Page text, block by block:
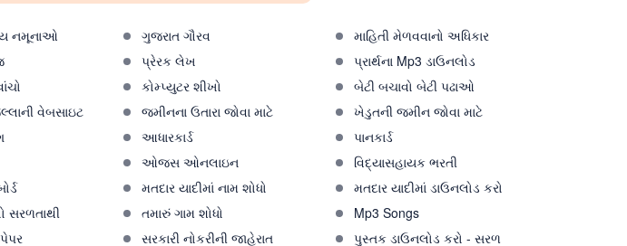
નમૂનાઓ ગુજરાત ગૌરવ
માહિતી મેળવવાનો અધિકાર
પ્રેરક લેખ
પ્રાર્થના Mp3 ડાઉનલોડ
કોમ્પ્યુટર શીખો
બેટી બચાવો બેટી પઢાઓ
વેબસાઇટ જમીનના ઉતારા જોવા માટે
ખેડુતની જમીન જોવા માટે
આધારકાર્ડ
પાનકાર્ડ
ઓજસ ઓનલાઇન
વિદ્યાસહાયક ભરતી
મતદાર યાદીમાં નામ શોધો
મતદાર યાદીમાં ડાઉનલોડ કરો
સરળતાથી તમારું ગામ શોધો
Mp3 Songs
સરકારી નોકરીની જાહેરાત પુસ્તક ડાઉનલોડ કરો - સરળ